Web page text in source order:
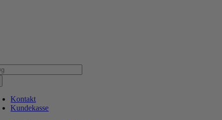
Kontakt
Kundekasse